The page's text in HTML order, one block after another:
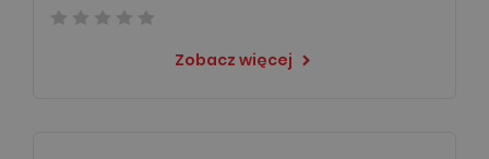
Zobacz więcej keyboard_arrow_right